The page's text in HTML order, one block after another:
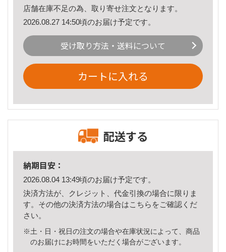
店舗在庫不足の為、取り寄せ注文となります。
2026.08.27 14:50頃のお届け予定です。
受け取り方法・送料について
カートに入れる
配送する
納期目安：
2026.08.04 13:49頃のお届け予定です。
決済方法が、クレジット、代金引換の場合に限りま
す。その他の決済方法の場合はこちら をご確認くだ
さい。
※土・日・祝日の注文の場合や在庫状況によって、商品
のお届けにお時間をいただく場合がございます。